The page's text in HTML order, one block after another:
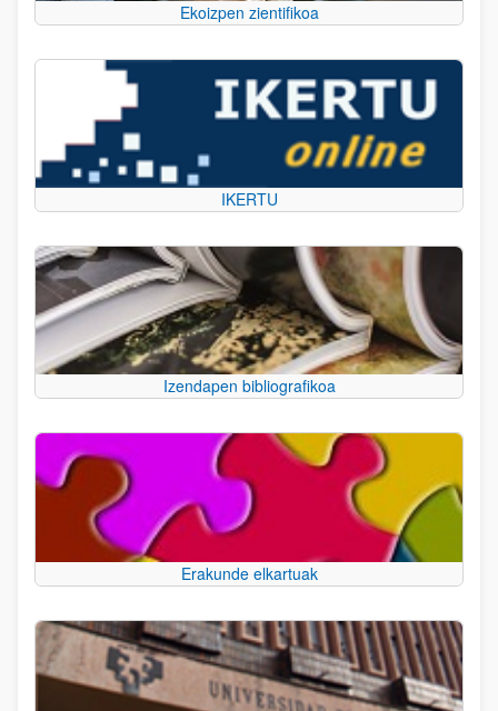
Ekoizpen zientifikoa
IKERTU
Izendapen bibliografikoa
Erakunde elkartuak